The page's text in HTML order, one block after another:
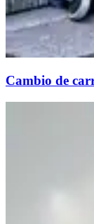
Cambio de